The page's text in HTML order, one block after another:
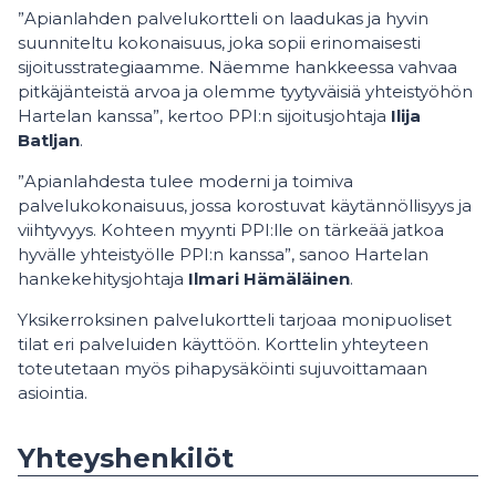
”Apianlahden palvelukortteli on laadukas ja hyvin
suunniteltu kokonaisuus, joka sopii erinomaisesti
sijoitusstrategiaamme. Näemme hankkeessa vahvaa
pitkäjänteistä arvoa ja olemme tyytyväisiä yhteistyöhön
Hartelan kanssa”, kertoo PPI:n sijoitusjohtaja Ilija
Batljan.
”Apianlahdesta tulee moderni ja toimiva
palvelukokonaisuus, jossa korostuvat käytännöllisyys ja
viihtyvyys. Kohteen myynti PPI:lle on tärkeää jatkoa
hyvälle yhteistyölle PPI:n kanssa”, sanoo Hartelan
hankekehitysjohtaja Ilmari Hämäläinen.
Yksikerroksinen palvelukortteli tarjoaa monipuoliset
tilat eri palveluiden käyttöön. Korttelin yhteyteen
toteutetaan myös pihapysäköinti sujuvoittamaan
asiointia.
Yhteyshenkilöt